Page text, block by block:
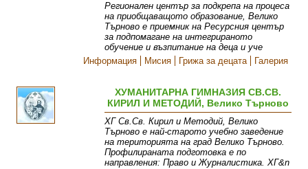
Регионален център за подкрепа на процеса
на приобщаващото образование, Велико
Търново е приемник на Ресурсния център
за подпомагане на интегрираното
обучение и възпитание на деца и уче
Информация
Мисия Грижа за децата Галерия
ХУМАНИТАРНА ГИМНАЗИЯ СВ.СВ.
КИРИЛ И МЕТОДИЙ, Велико Търново
ХГ Св.Св. Кирил и Методий, Велико
Търново е най-старото учебно заведение
на територията на град Велико Търново.
Профилираната подготовка е по
направления: Право и Журналистика. ХГ&n